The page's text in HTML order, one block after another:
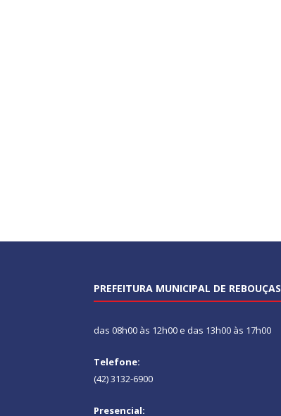
PREFEITURA MUNICIPAL DE REBOUÇAS
das 08h00 às 12h00 e das 13h00 às 17h00
Telefone:
(42) 3132-6900
Presencial: